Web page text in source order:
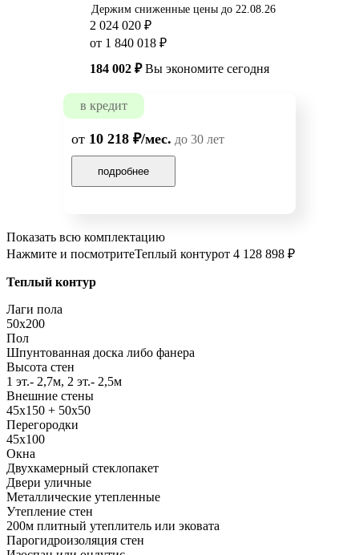
Держим сниженные цены до 22.08.26
2 024 020 ₽
от 1 840 018 ₽
184 002 ₽Вы экономите сегодня
в кредит
от 10 218 ₽/мес. до 30 лет
подробнее
Показать всю комплектацию
Нажмите и посмотритеТеплый контурот 4 128 898 ₽
Теплый контур
Лаги пола
50x200
Пол
Шпунтованная доска либо фанера
Высота стен
1 эт.- 2,7м, 2 эт.- 2,5м
Внешние стены
45х150 + 50х50
Перегородки
45х100
Окна
Двухкамерный стеклопакет
Двери уличные
Металлические утепленные
Утепление стен
200м плитный утеплитель или эковата
Парогидроизоляция стен